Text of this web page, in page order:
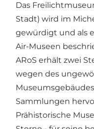
Das
Stadt) wird im
gewürdigt und als
Air-Museen
ARoS erhält zwei
wegen des
Sammlungen
Prähistorische